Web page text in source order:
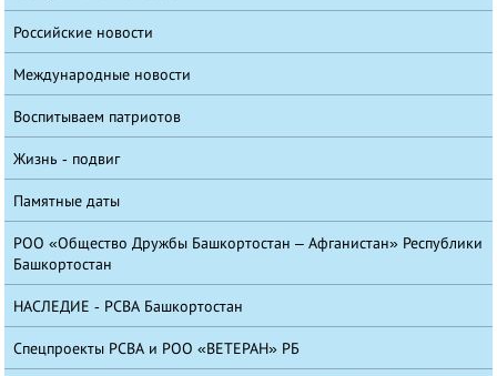
Российские новости
Международные новости
Воспитываем патриотов
Жизнь - подвиг
Памятные даты
РОО «Общество Дружбы Башкортостан – Афганистан» Республики
Башкортостан
НАСЛЕДИЕ - РСВА Башкортостан
Спецпроекты РСВА и РОО «ВЕТЕРАН» РБ